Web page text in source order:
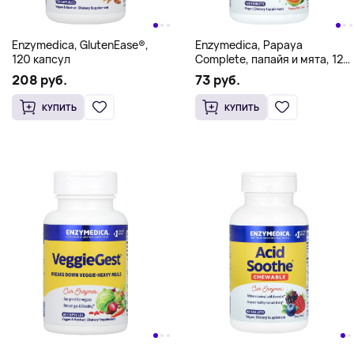
Enzymedica, GlutenEase®,
120 капсул
208 руб.
КУПИТЬ
Enzymedica, Papaya
Complete, папайя и мята, 120
таблеток
73 руб.
КУПИТЬ